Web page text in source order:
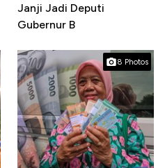
Janji Jadi Deputi
Gubernur B
8 Photos